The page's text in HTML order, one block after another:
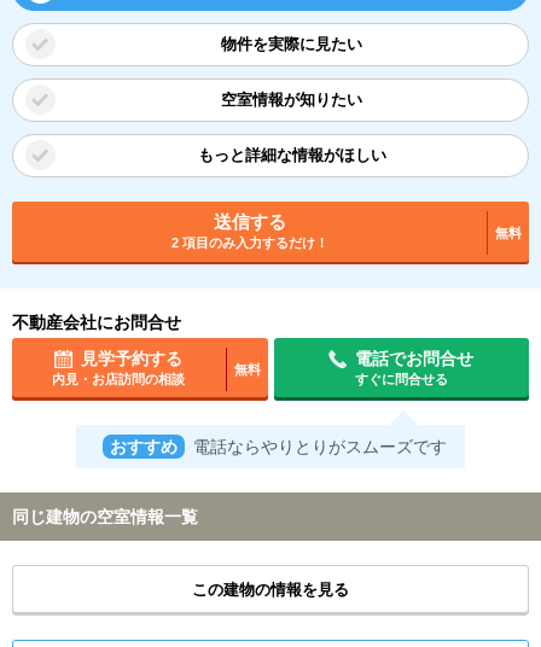
物件を実際に見たい
空室情報が知りたい
もっと詳細な情報がほしい
送信する
2 項目のみ入力するだけ！
無料
不動産会社にお問合せ
見学予約する
内見・お店訪問の相談
無料
電話でお問合せ
すぐに問合せる
おすすめ 電話ならやりとりがスムーズです
同じ建物の空室情報一覧
この建物の情報を見る